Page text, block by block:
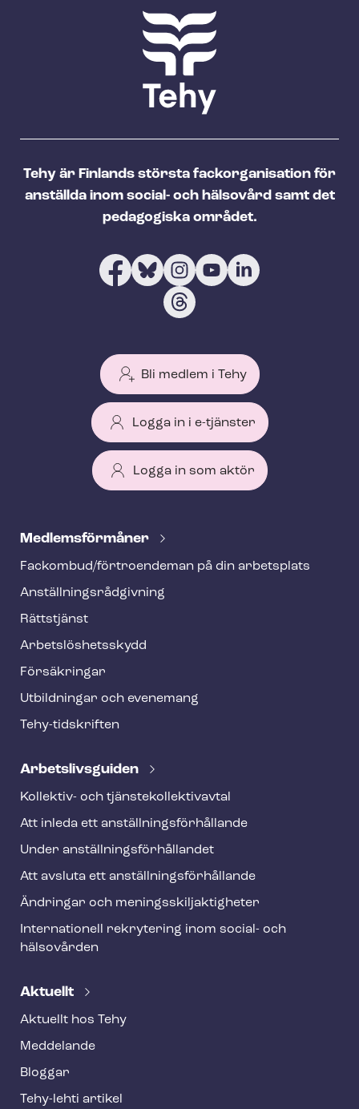
Tehy är Finlands största fackorganisation för
anställda inom social- och hälsovård samt det
pedagogiska området.
Bli medlem i Tehy
Logga in i e-tjänster
Logga in som aktör
e
f
o
o
t
e
Med­lems­för­må­ner
Fackombud/förtroendeman på din arbetsplats
An­ställ­nings­råd­giv­ning
Rättstjänst
Ar­bets­lös­hets­skydd
Försäkringar
Utbildningar och evenemang
Tehy-​tidskriften
Ar­bets­livs­gui­den
Kollektiv- och tjäns­te­kol­lek­tivav­tal
Att inleda ett an­ställ­nings­för­hål­lan­de
Under an­ställ­nings­för­hål­lan­det
Att avsluta ett an­ställ­nings­för­hål­lan­de
Ändringar och me­nings­skilj­ak­tig­he­ter
Internationell rekrytering inom social- och
hälsovården
Aktuellt
Aktuellt hos Tehy
Meddelande
Bloggar
Tehy-lehti artikel